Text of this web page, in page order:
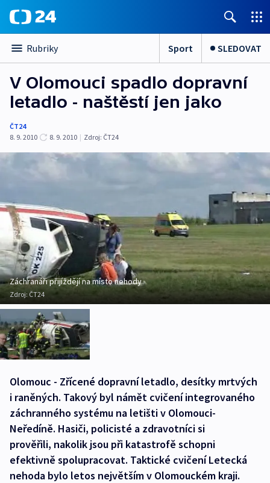
Rubriky Sport SLEDOVAT
V Olomouci spadlo dopravní
letadlo - naštěstí jen jako
ČT24
8. 9. 2010
8. 9. 2010 | Zdroj: ČT24
Záchranáři přijíždějí na místo nehody
Zdroj: ČT24
Olomouc - Zřícené dopravní letadlo, desítky mrtvých
i raněných. Takový byl námět cvičení integrovaného
záchranného systému na letišti v Olomouci-
Neředíně. Hasiči, policisté a zdravotníci si
prověřili, nakolik jsou při katastrofě schopni
efektivně spolupracovat. Taktické cvičení Letecká
nehoda bylo letos největším v Olomouckém kraji.